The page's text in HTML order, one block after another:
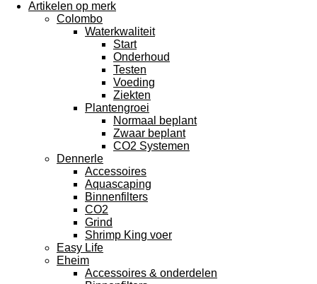
Artikelen op merk
Colombo
Waterkwaliteit
Start
Onderhoud
Testen
Voeding
Ziekten
Plantengroei
Normaal beplant
Zwaar beplant
CO2 Systemen
Dennerle
Accessoires
Aquascaping
Binnenfilters
CO2
Grind
Shrimp King voer
Easy Life
Eheim
Accessoires & onderdelen